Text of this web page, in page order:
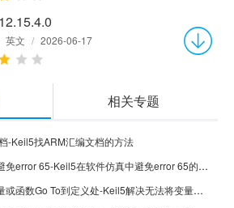
英文 / 2026-06-17
相关专题
-Keil5找ARM汇编文档的方法
Keil5怎么在软件仿真中避免error 65-Keil5在软件仿真中避免error 65的方法
Keil5怎么解决无法将变量或函数Go To到定义处-Keil5解决无法将变量或函数Go To到定义处的方法